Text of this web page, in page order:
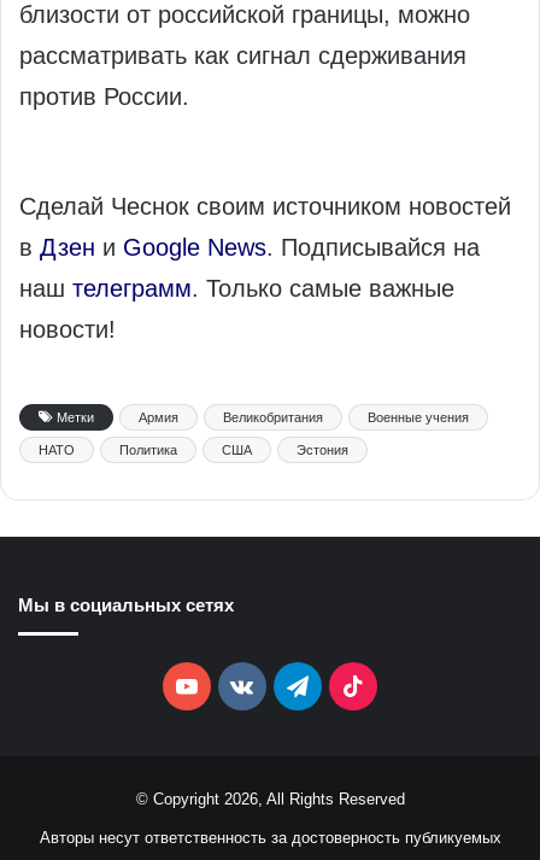
близости от российской границы, можно
рассматривать как сигнал сдерживания
против России.
Сделай Чеснок своим источником новостей
в Дзен и Google News. Подписывайся на
наш телеграмм. Только самые важные
новости!
Метки Армия Великобритания Военные учения
НАТО Политика США Эстония
Мы в социальных сетях
YouTubevk.comTelegramTikTok
© Copyright 2026, All Rights Reserved
Авторы несут ответственность за достоверность публикуемых